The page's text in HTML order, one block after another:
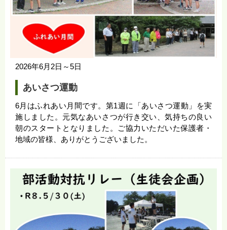
2026年6月2日～5日
あいさつ運動
6月はふれあい月間です。第1週に「あいさつ運動」を実
施しました。元気なあいさつが行き交い、気持ちの良い
朝のスタートとなりました。ご協力いただいた保護者・
地域の皆様、ありがとうございました。